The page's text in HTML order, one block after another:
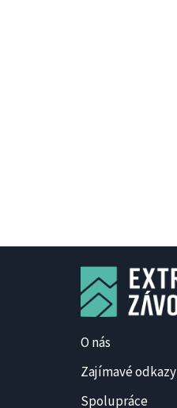
O nás
Zajímavé odkazy
Spolupráce